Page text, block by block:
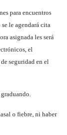
para encuentros
le agendará cita
asignada les será
el
seguridad en el
o fiebre, ni haber